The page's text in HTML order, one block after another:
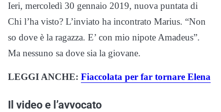
Ieri, mercoledì 30 gennaio 2019, nuova puntata di
Chi l’ha visto? L’inviato ha incontrato Marius. “Non
so dove è la ragazza. E’ con mio nipote Amadeus”.
Ma nessuno sa dove sia la giovane.
LEGGI ANCHE: Fiaccolata per far tornare Elena
Il video e l’avvocato